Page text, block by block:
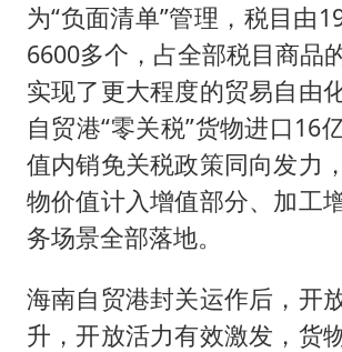
为“负面清单”管理，税目由
6600多个，占全部税目商品
实现了更大程度的贸易自由
自贸港“零关税”货物进口16
值内销免关税政策同向发力
物价值计入增值部分、加工
务场景全部落地。
海南自贸港封关运作后，开
升，开放活力有效激发，货